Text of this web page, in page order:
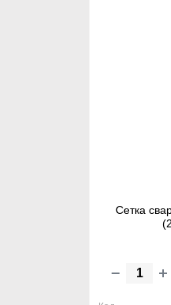
Сетка